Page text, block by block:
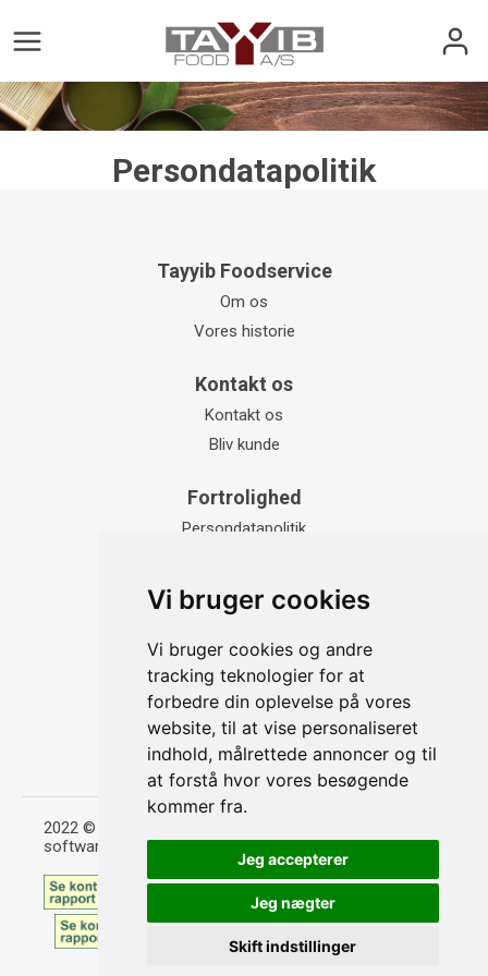
Vi bruger cookies
Vi bruger cookies og andre
tracking teknologier for at
forbedre din oplevelse på vores
website, til at vise personaliseret
indhold, målrettede annoncer og til
at forstå hvor vores besøgende
kommer fra.
Jeg accepterer
Jeg nægter
Skift indstillinger
Persondatapolitik
Tayyib Foodservice
Om os
Vores historie
Kontakt os
Kontakt os
Bliv kunde
Fortrolighed
Persondatapolitik
Kontakt
Hassellunden 11 b DK-2765 Smørum
(+45) 3810 9282
info@tayyibfood.dk
CVR 30821785
2022 © Tayyib Food ApS l Design og
softwareudvikling:Madexpres